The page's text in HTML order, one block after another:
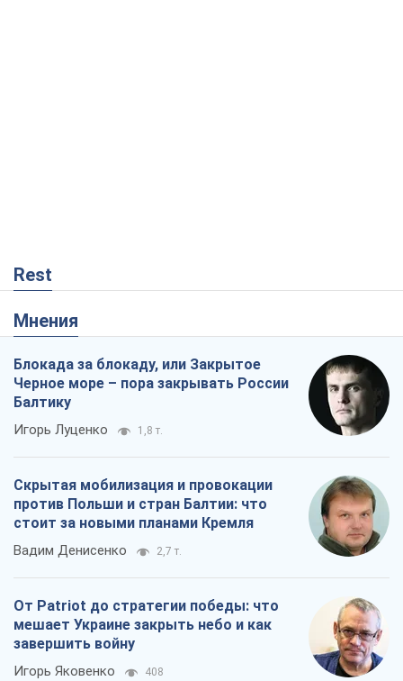
Rest
Мнения
Блокада за блокаду, или Закрытое
Черное море – пора закрывать России
Балтику
Игорь Луценко 1,8 т.
Скрытая мобилизация и провокации
против Польши и стран Балтии: что
стоит за новыми планами Кремля
Вадим Денисенко 2,7 т.
От Patriot до стратегии победы: что
мешает Украине закрыть небо и как
завершить войну
Игорь Яковенко 408